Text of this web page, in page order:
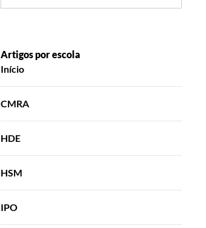
Artigos por escola
Início
CMRA
HDE
HSM
IPO